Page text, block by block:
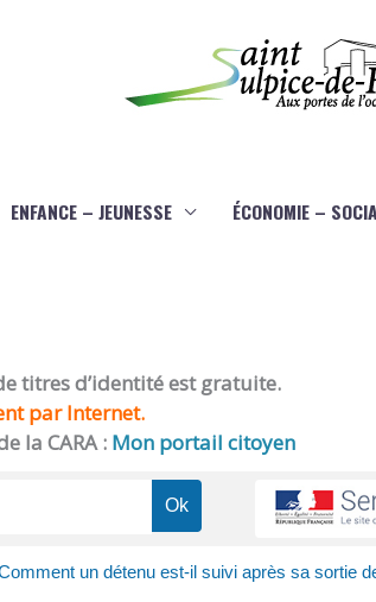
ENFANCE – JEUNESSE ÉCONOMIE –
titres d’identité est gratuite.
par Internet.
la CARA : Mon portail citoyen
un détenu est-il suivi après sa sortie